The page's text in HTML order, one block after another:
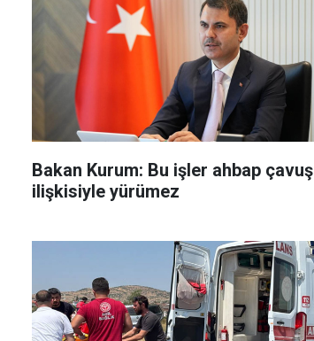
Bakan Kurum: Bu işler ahbap çavuş
ilişkisiyle yürümez